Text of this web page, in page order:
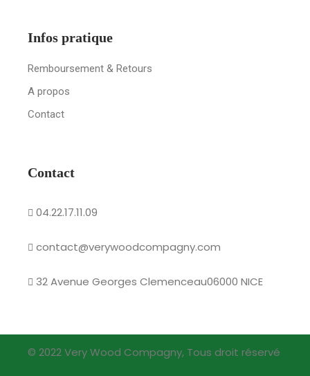
Infos pratique
Remboursement & Retours
A propos
Contact
Contact
04.22.17.11.09
contact@verywoodcompagny.com
32 Avenue Georges Clemenceau06000 NICE
© 2022 Very Wood Compagny, Tous droit réservé